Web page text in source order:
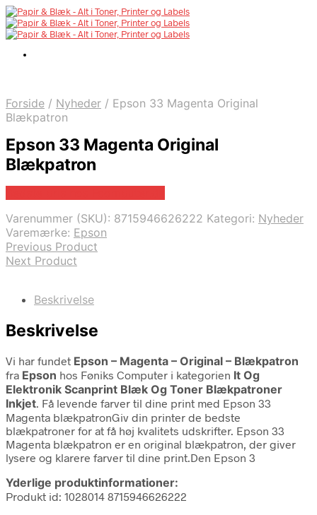
Forside / Nyheder / Epson 33 Magenta Original
Blækpatron
Epson 33 Magenta Original
Blækpatron
Varenummer (SKU): 8715946626222 Kategori: Nyheder
Varemærke: Epson
Previous Product
Next Product
Beskrivelse
Beskrivelse
Vi har fundet Epson – Magenta – Original – Blækpatron
fra Epson hos Føniks Computer i kategorien It Og
Elektronik Scanprint Blæk Og Toner Blækpatroner
Inkjet. Få levende farver til dine print med Epson 33
Magenta blækpatronGiv din printer de bedste
blækpatroner for at få høj kvalitets udskrifter. Epson 33
Magenta blækpatron er en original blækpatron, der giver
lysere og klarere farver til dine print.Den Epson 3
Yderlige produktinformationer:
Produkt id: 1028014 8715946626222